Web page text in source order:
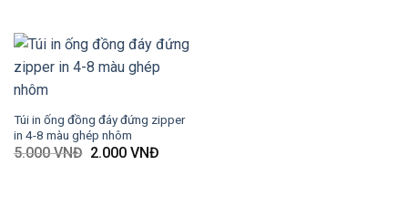
Túi in ống đồng đáy đứng zipper
in 4-8 màu ghép nhôm
5.000VNĐ Giá
2.000 VNĐ